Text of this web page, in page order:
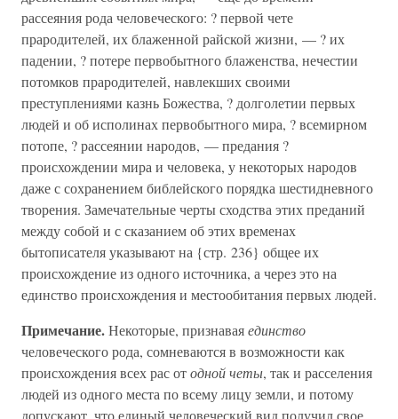
рассеяния рода человеческого: ? первой чете
прародителей, их блаженной райской жизни, — ? их
падении, ? потере первобытного блаженства, нечестии
потомков прародителей, навлекших своими
преступлениями казнь Божества, ? долголетии первых
людей и об исполинах первобытного мира, ? всемирном
потопе, ? рассеянии народов, — предания ?
происхождении мира и человека, у некоторых народов
даже с сохранением библейского порядка шестидневного
творения. Замечательные черты сходства этих преданий
между собой и с сказанием об этих временах
бытописателя указывают на {стр. 236} общее их
происхождение из одного источника, а через это на
единство происхождения и местообитания первых людей.
Примечание.Некоторые, признаваяединство
человеческого рода, сомневаются в возможности как
происхождения всех рас отодной четы, так и расселения
людей из одного места по всему лицу земли, и потому
допускают, что единый человеческий вид получил свое